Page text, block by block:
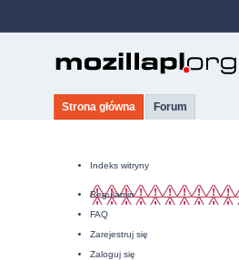
Strona główna Forum
Indeks witryny
Regulamin
FAQ
Zarejestruj się
Zaloguj się